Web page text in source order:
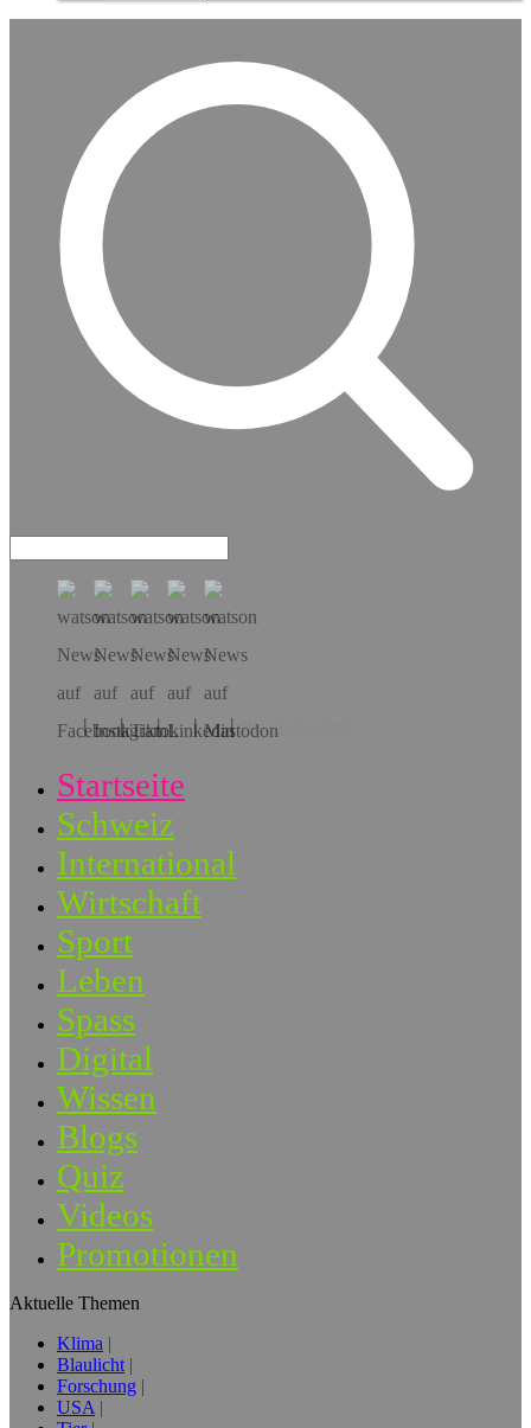
Hol dir die App!
Startseite
Schweiz
International
Wirtschaft
Sport
Leben
Spass
Digital
Wissen
Blogs
Quiz
Videos
Promotionen
Aktuelle Themen
Klima
Blaulicht
Forschung
USA